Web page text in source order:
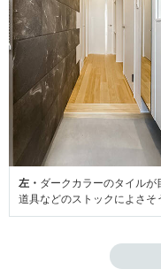
左・ ダークカラーのタイルが
道具などのストックによさ